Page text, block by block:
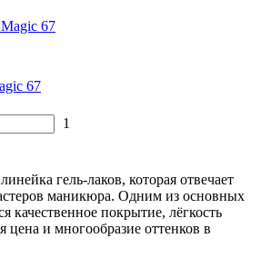
67
1
гель-лаков, которая отвечает
маникюра. Одним из основных
качественное покрытие, лёгкость
цена и многообразие оттенков в